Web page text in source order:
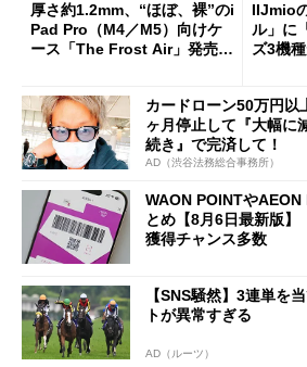
厚さ約1.2mm、“ほぼ、裸”のi
Pad Pro（M4／M5）向けケ
ース「The Frost Air」発売
IIJmio
ル」に
ズ3機
カードローン50万円以
ヶ月停止して『大幅に
続き』で完済して！
AD（渋谷法務総合事務所）
WAON POINTや
とめ【8月6日最新版
獲得チャンス多数
【SNS騒然】3連単を
トが異常すぎる
AD（ルーツ）